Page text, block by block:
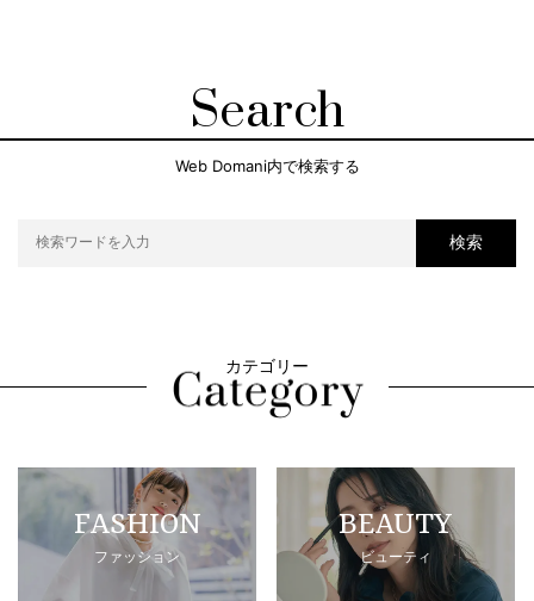
Search
Web Domani内で検索する
検索
カテゴリー
FASHION
ファッション
BEAUTY
ビューティ